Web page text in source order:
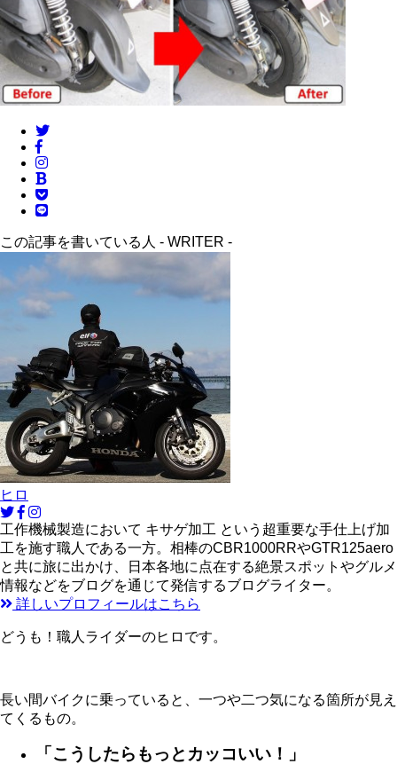
この記事を書いている人 - WRITER -
ヒロ
工作機械製造において キサゲ加工 という超重要な手仕上げ加
工を施す職人である一方。相棒のCBR1000RRやGTR125aero
と共に旅に出かけ、日本各地に点在する絶景スポットやグルメ
情報などをブログを通じて発信するブログライター。
詳しいプロフィールはこちら
どうも！職人ライダーのヒロです。
長い間バイクに乗っていると、一つや二つ気になる箇所が見え
てくるもの。
「こうしたらもっとカッコいい！」